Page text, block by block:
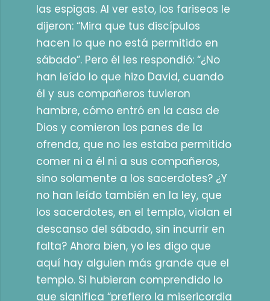
las espigas. Al ver esto, los fariseos le
dijeron: “Mira que tus discípulos
hacen lo que no está permitido en
sábado”. Pero él les respondió: “¿No
han leído lo que hizo David, cuando
él y sus compañeros tuvieron
hambre, cómo entró en la casa de
Dios y comieron los panes de la
ofrenda, que no les estaba permitido
comer ni a él ni a sus compañeros,
sino solamente a los sacerdotes? ¿Y
no han leído también en la ley, que
los sacerdotes, en el templo, violan el
descanso del sábado, sin incurrir en
falta? Ahora bien, yo les digo que
aquí hay alguien más grande que el
templo. Si hubieran comprendido lo
que significa “prefiero la misericordia